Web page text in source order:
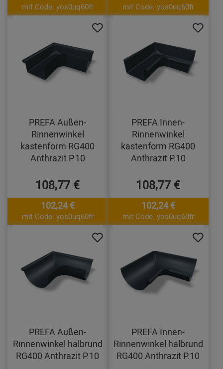
mit Code: yos0uq60fr mit Code: yos0uq60fr
PREFA Außen-
Rinnenwinkel
kastenform RG400
Anthrazit P.10
108,77 €
102,24 €
mit Code: yos0uq60fr
PREFA Innen-
Rinnenwinkel
kastenform RG400
Anthrazit P.10
108,77 €
102,24 €
mit Code: yos0uq60fr
PREFA Außen-
Rinnenwinkel halbrund
RG400 Anthrazit P.10
PREFA Innen-
Rinnenwinkel halbrund
RG400 Anthrazit P.10